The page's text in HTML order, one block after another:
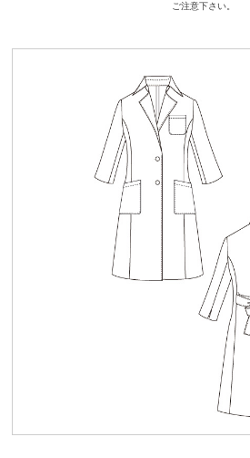
ご注意下さい。